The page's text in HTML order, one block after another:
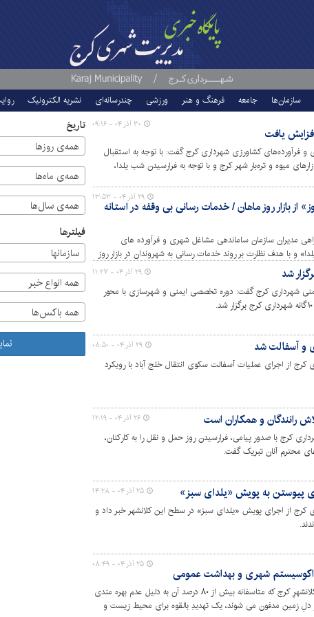
سازمان‌ها جامعه فرهنگ و هنر ورزشی چندرسانه‌ای نشریه الکترونیک
یافت
فرآورده‌های کشاورزی شهرداری کرج گفت: با توجه به استقبال
میوه و تره‌بار شهر کرج و با توجه به فرارسیدن شب یلدا،
۳۰ آذر ۰۴ - ۰۹:۱۶
از بازار روز ماهان / خدمات رسانی بی وقفه در آستانه
مدیران سازمان ساماندهی مشاغل شهری و فرآورده های
و با هدف نظارت بر روند خدمات رسانی به شهروندان در بازار روز
چگونگی نرخ گذاری، روند توزیع و عرضه محصولات، نحوه پاسخگویی
رعایت بهداشت عمومی پرداختند.
۲۹ آذر ۰۴ - ۱۳:۵۳
شد
شهرداری کرج گفت: دوره تخصصی ایمنی و شهرسازی با محور
۲۹ آذر ۰۴ - ۱۱:۲۷
و آسفالت شد
کرج از اجرای عملیات آسفالت سکوی انتقال خلج آباد با رویکرد
۲۹ آذر ۰۴ - ۰۸:۵۰
رانندگان و همکاران است
کرج با صدور پیامی، فرارسیدن روز حمل و نقل را به کارکنان،
محترم آنان تبریک گفت.
۲۶ آذر ۰۴ - ۱۲:۱۹
پیوستن به پویش «یلدای سبز»
کرج از اجرای پویش «یلدای سبز» در سطح این کلانشهر خبر داد و
۲۵ آذر ۰۴ - ۱۴:۲۸
اکوسیستم شهری و بهداشت عمومی
جمع آوری روزانه صدها تُن زباله از سطح کلانشهرِ کرج که متاسفانه بیش از ۸۰ درصد آن به دلیل عدم بهره مندی
زمین مدفون می شوند، یک تهدیدِ بالقوه برای محیط زیست و
۲۵ آذر ۰۴ - ۰۸:۴۹
تاریخ
همه‌ی روزها
همه‌ی ماه‌ها
همه‌ی سال‌ها
فیلترها
سازمان‎ها
همه انواع خبر
همه باکس‌ها